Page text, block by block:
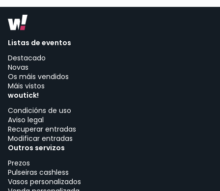
Listas de eventos
Destacado
Novas
Os máis vendidos
Máis vistos
woutick!
Condicións de uso
Aviso legal
Recuperar entradas
Modificar entradas
Outros servizos
Prezos
Pulseiras cashless
Vasos personalizados